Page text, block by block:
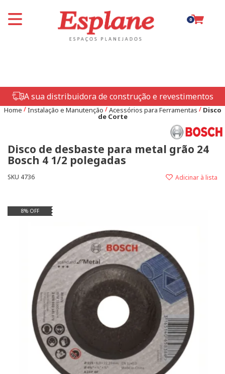
0
A sua distribuidora de construção e revestimentos
Home Instalação e Manutenção Acessórios para Ferramentas Disco
de Corte
Disco de desbaste para metal grão 24
Bosch 4 1/2 polegadas
SKU 4736
8% OFF